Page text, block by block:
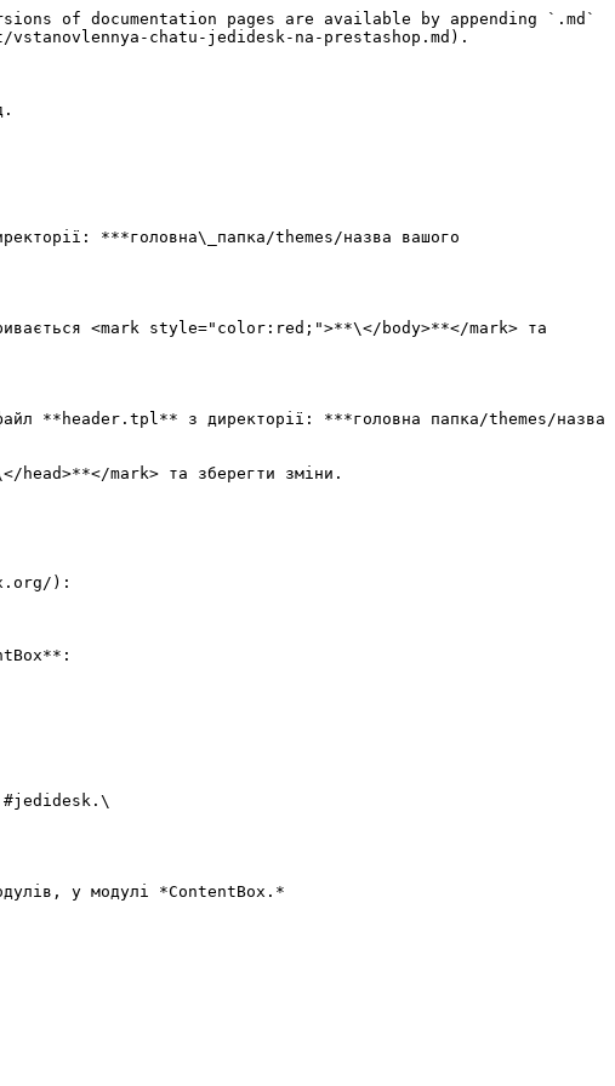
of documentation pages are available by appending `.md`
chatu-jedidesk-na-prestashop.md).
***головна\_папка/themes/назва вашого
<mark style="color:red;">**\</body>**</mark> та
**header.tpl** з директорії: ***головна папка/themes/назва
):
#jedidesk.\
у модулі *СontentBox.*